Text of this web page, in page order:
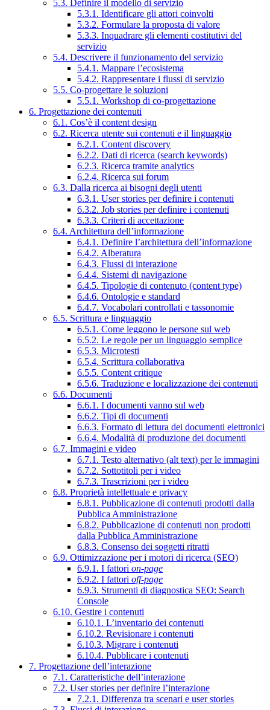
5.3. Definire il modello di servizio
5.3.1. Identificare gli attori coinvolti
5.3.2. Formulare la proposta di valore
5.3.3. Inquadrare gli elementi costitutivi del
servizio
5.4. Descrivere il funzionamento del servizio
5.4.1. Mappare l’ecosistema
5.4.2. Rappresentare i flussi di servizio
5.5. Co-progettare le soluzioni
5.5.1. Workshop di co-progettazione
6. Progettazione dei contenuti
6.1. Cos’è il content design
6.2. Ricerca utente sui contenuti e il linguaggio
6.2.1. Content discovery
6.2.2. Dati di ricerca (search keywords)
6.2.3. Ricerca tramite analytics
6.2.4. Ricerca sui forum
6.3. Dalla ricerca ai bisogni degli utenti
6.3.1. User stories per definire i contenuti
6.3.2. Job stories per definire i contenuti
6.3.3. Criteri di accettazione
6.4. Architettura dell’informazione
6.4.1. Definire l’architettura dell’informazione
6.4.2. Alberatura
6.4.3. Flussi di interazione
6.4.4. Sistemi di navigazione
6.4.5. Tipologie di contenuto (content type)
6.4.6. Ontologie e standard
6.4.7. Vocabolari controllati e tassonomie
6.5. Scrittura e linguaggio
6.5.1. Come leggono le persone sul web
6.5.2. Le regole per un linguaggio semplice
6.5.3. Microtesti
6.5.4. Scrittura collaborativa
6.5.5. Content critique
6.5.6. Traduzione e localizzazione dei contenuti
6.6. Documenti
6.6.1. I documenti vanno sul web
6.6.2. Tipi di documenti
6.6.3. Formato di lettura dei documenti elettronici
6.6.4. Modalità di produzione dei documenti
6.7. Immagini e video
6.7.1. Testo alternativo (alt text) per le immagini
6.7.2. Sottotitoli per i video
6.7.3. Trascrizioni per i video
6.8. Proprietà intellettuale e privacy
6.8.1. Pubblicazione di contenuti prodotti dalla
Pubblica Amministrazione
6.8.2. Pubblicazione di contenuti non prodotti
dalla Pubblica Amministrazione
6.8.3. Consenso dei soggetti ritratti
6.9. Ottimizzazione per i motori di ricerca (SEO)
6.9.1. I fattori on-page
6.9.2. I fattori off-page
6.9.3. Strumenti di diagnostica SEO: Search
Console
6.10. Gestire i contenuti
6.10.1. L’inventario dei contenuti
6.10.2. Revisionare i contenuti
6.10.3. Migrare i contenuti
6.10.4. Pubblicare i contenuti
7. Progettazione dell’interazione
7.1. Caratteristiche dell’interazione
7.2. User stories per definire l’interazione
7.2.1. Differenza tra scenari e user stories